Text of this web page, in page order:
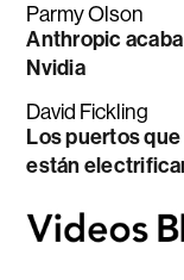
Parmy Olson
Anthropic
Nvidia
David Fickling
Los puertos
están